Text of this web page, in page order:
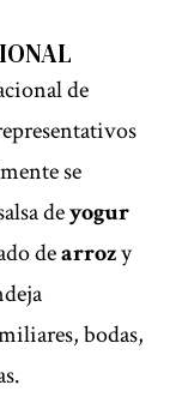
de
se
deyogur
dearrozy
bodas,